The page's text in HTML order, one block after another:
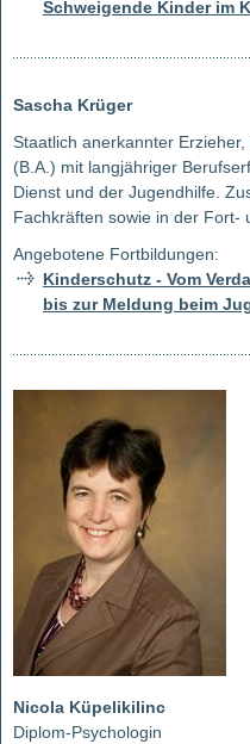
Schweigende Kinder im
Sascha Krüger
Staatlich anerkannter
(B.A.) mit langjähriger
Dienst und der Jugendhilfe.
Fachkräften sowie in der Fort-
Angebotene Fortbildungen:
Kinderschutz - Vom
bis zur Meldung beim
Nicola Küpelikilinc
Diplom-Psychologin